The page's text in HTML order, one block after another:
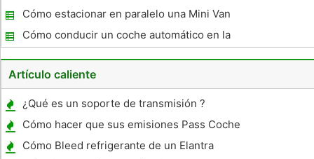
Cómo estacionar en paralelo una Mini Van
School
Cómo conducir un coche automático en la
nieve
Artículo caliente
¿Qué es un soporte de transmisión ?
Cómo hacer que sus emisiones Pass Coche
Cómo Bleed refrigerante de un Elantra